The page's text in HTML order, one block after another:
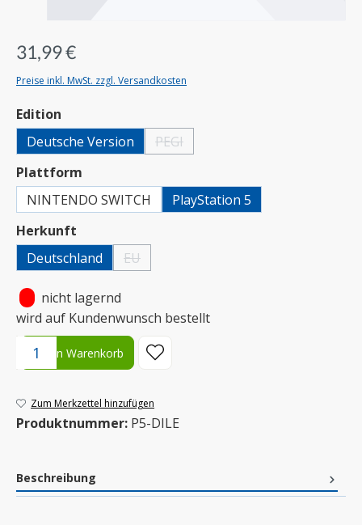
31,99 €
Preise inkl. MwSt. zzgl. Versandkosten
Edition
Deutsche Version
PEGI(Diese Option ist zurzeit nicht verfügbar.)
Plattform
NINTENDO SWITCH
PlayStation 5
Herkunft
Deutschland
EU(Diese Option ist zurzeit nicht verfügbar.)
nicht lagernd
wird auf Kundenwunsch bestellt
Produkt Anzahl: Gib den gewünschten Wert ein oder benutze
In den Warenkorb
Zum Merkzettel hinzufügen
Produktnummer: P5-DILE
Beschreibung